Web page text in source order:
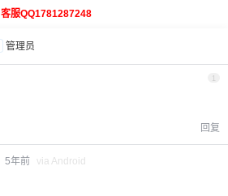
客服QQ1781287248
管理员
1
回复
5年前 via Android